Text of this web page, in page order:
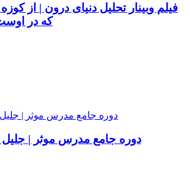
فیلم وبینار تحلیل دنیای درون | از
که در
دوره جامع مدرس موثر | جلیل